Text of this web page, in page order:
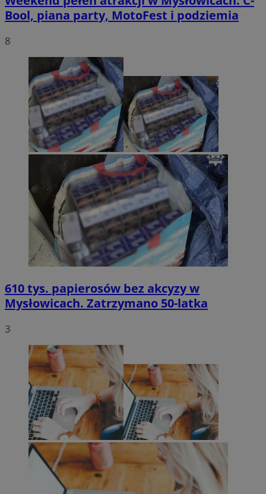
Bool, piana party, MotoFest i podziemia
8
610 tys. papierosów bez akcyzy w
Mysłowicach. Zatrzymano 50-latka
3